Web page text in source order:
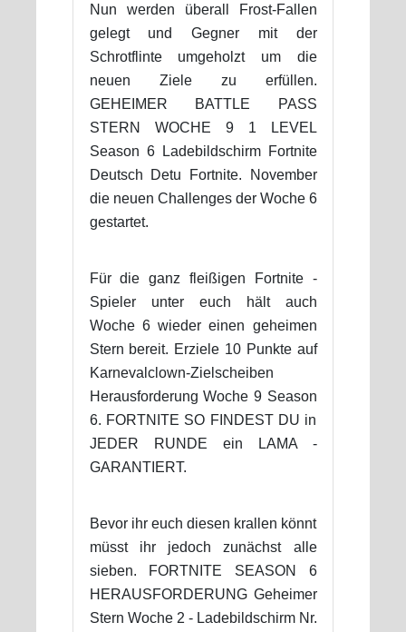
Nun werden überall Frost-Fallen
gelegt und Gegner mit der
Schrotflinte umgeholzt um die
neuen Ziele zu erfüllen.
GEHEIMER BATTLE PASS
STERN WOCHE 9 1 LEVEL
Season 6 Ladebildschirm Fortnite
Deutsch Detu Fortnite. November
die neuen Challenges der Woche 6
gestartet.
Für die ganz fleißigen Fortnite -
Spieler unter euch hält auch
Woche 6 wieder einen geheimen
Stern bereit. Erziele 10 Punkte auf
Karnevalclown-Zielscheiben
Herausforderung Woche 9 Season
6. FORTNITE SO FINDEST DU in
JEDER RUNDE ein LAMA -
GARANTIERT.
Bevor ihr euch diesen krallen könnt
müsst ihr jedoch zunächst alle
sieben. FORTNITE SEASON 6
HERAUSFORDERUNG Geheimer
Stern Woche 2 - Ladebildschirm Nr.